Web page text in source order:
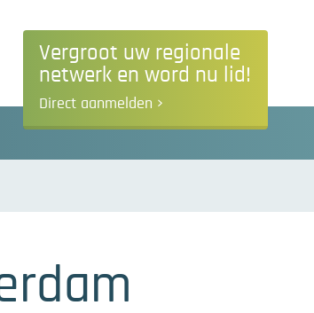
Vergroot uw regionale
netwerk en word nu lid!
Direct aanmelden